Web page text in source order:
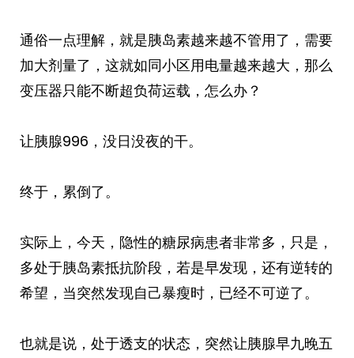
通俗一点理解，就是胰岛素越来越不管用了，需要
加大剂量了，这就如同小区用电量越来越大，那么
变压器只能不断超负荷运载，怎么办？
让胰腺996，没日没夜的干。
终于，累倒了。
实际上，今天，隐性的糖尿病患者非常多，只是，
多处于胰岛素抵抗阶段，若是早发现，还有逆转的
希望，当突然发现自己暴瘦时，已经不可逆了。
也就是说，处于透支的状态，突然让胰腺早九晚五